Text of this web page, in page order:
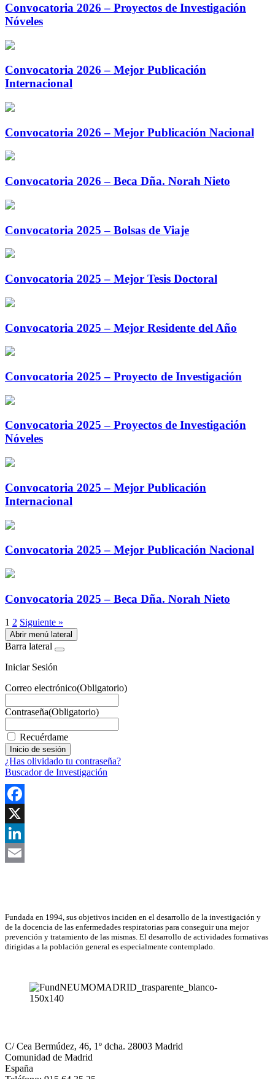
Convocatoria 2026 – Proyectos de Investigación
Nóveles
Convocatoria 2026 – Mejor Publicación
Internacional
Convocatoria 2026 – Mejor Publicación Nacional
Convocatoria 2026 – Beca Dña. Norah Nieto
Convocatoria 2025 – Bolsas de Viaje
Convocatoria 2025 – Mejor Tesis Doctoral
Convocatoria 2025 – Mejor Residente del Año
Convocatoria 2025 – Proyecto de Investigación
Convocatoria 2025 – Proyectos de Investigación
Nóveles
Convocatoria 2025 – Mejor Publicación
Internacional
Convocatoria 2025 – Mejor Publicación Nacional
Convocatoria 2025 – Beca Dña. Norah Nieto
1 2 Siguiente »
Abrir menú lateral
Barra lateral
Iniciar Sesión
Correo electrónico(Obligatorio)
Contraseña(Obligatorio)
Recuérdame
¿Has olividado tu contraseña?
Buscador de Investigación
Facebook
X
LinkedIn
Fundada en 1994, sus objetivos inciden en el desarrollo de la investigación y
de la docencia de las enfermedades respiratorias para conseguir una mejor
prevención y tratamiento de las mismas. El desarrollo de actividades formativas
dirigidas a la población general es especialmente contemplado.
C/ Cea Bermúdez, 46, 1º dcha. 28003 Madrid
Comunidad de Madrid
España